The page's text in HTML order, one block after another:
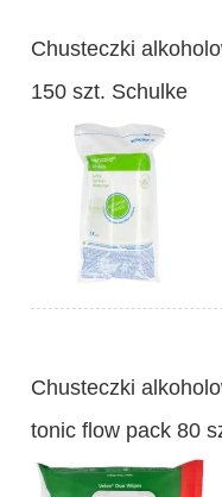
Chusteczki
150 szt. Schulke
Chusteczki
tonic flow pack 80